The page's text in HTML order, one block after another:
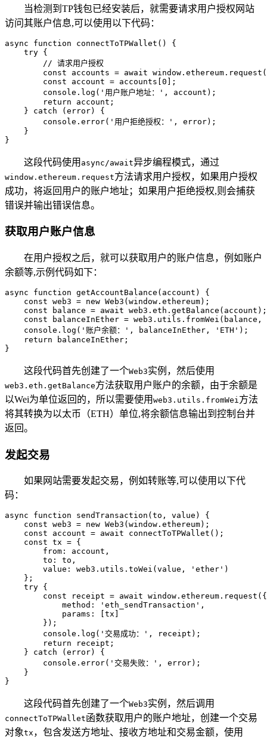
当检测到TP钱包已经安装后，就需要请求用户授权网站
访问其账户信息,可以使用以下代码：
async function connectToTPWallet() {
    try {
        // 请求用户授权
const accounts = await
        const account = accounts[0];
        console.log('用户账户地址：', account);
        return account;
    } catch (error) {
        console.error('用户拒绝授权：', error);
    }
}
这段代码使用 async/await异步编程模式，通过
window.ethereum.request方法请求用户授权，如果用户授权
成功，将返回用户的账户地址；如果用户拒绝授权,则会捕获
错误并输出错误信息。
获取用户账户信息
在用户授权之后，就可以获取用户的账户信息，例如账户
余额等,示例代码如下：
async function getAccountBalance(account) {
    const web3 = new Web3(window.ethereum);
    const balance = await web3.eth.getBalance(account);
const balanceInEther = web3.utils.fromWei(balance,
    console.log('账户余额：', balanceInEther, 'ETH');
    return balanceInEther;
}
这段代码首先创建了一个Web3实例，然后使用
web3.eth.getBalance方法获取用户账户的余额，由于余额是
以Wei为单位返回的，所以需要使用 web3.utils.fromWei方法
将其转换为以太币（ETH）单位,将余额信息输出到控制台并
返回。
发起交易
如果网站需要发起交易，例如转账等,可以使用以下代
码：
async function sendTransaction(to, value) {
    const web3 = new Web3(window.ethereum);
    const account = await connectToTPWallet();
    const tx = {
        from: account,
        to: to,
        value: web3.utils.toWei(value, 'ether')
    };
    try {
        const receipt = await window.ethereum.request({
            method: 'eth_sendTransaction',
            params: [tx]
        });
        console.log('交易成功：', receipt);
        return receipt;
    } catch (error) {
        console.error('交易失败：', error);
    }
}
这段代码首先创建了一个Web3实例，然后调用
connectToTPWallet函数获取用户的账户地址，创建一个交易
对象tx ，包含发送方地址、接收方地址和交易金额，使用